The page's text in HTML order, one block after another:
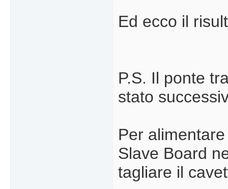
Ed ecco il
P.S. Il ponte
stato
Per
Slave Board
tagliare il